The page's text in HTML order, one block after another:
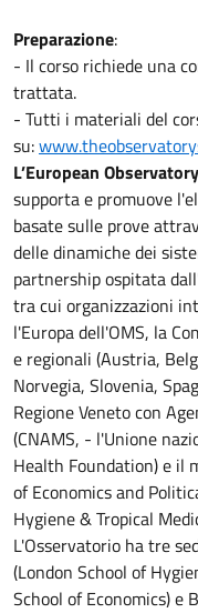
Preparazione:
- Il corso richiede una
trattata.
- Tutti i materiali del
su:
L’European
supporta e promuove
basate sulle prove
delle dinamiche dei
partnership ospitata
tra cui organizzazioni
l'Europa dell'OMS, la
e regionali (Austria,
Norvegia, Slovenia,
Regione Veneto con
(CNAMS, - l'Unione
Health Foundation) e il
of Economics and
Hygiene & Tropical
L'Osservatorio ha tre
(London School of
School of Economics) e